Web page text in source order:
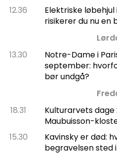
12.36
Elektriske
risikerer du nu en
13.30
Notre-Dame i
september:
bør undgå?
18.31
Kulturarvets dage
Maubuisson-
15.30
Kavinsky er død:
begravelsen sted